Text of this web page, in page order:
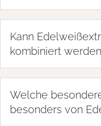
Kann
kombiniert
Welche
besonders von